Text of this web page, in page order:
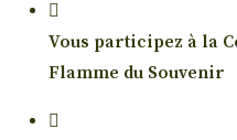
Vous participez à la
Flamme du Souvenir